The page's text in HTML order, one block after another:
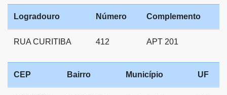
Logradouro Número Complemento
RUA CURITIBA 412 APT 201
CEP Bairro Município UF